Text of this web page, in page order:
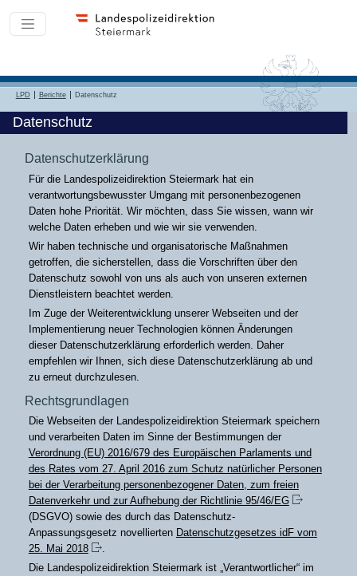
LPD Berichte Datenschutz
Datenschutz
Datenschutzerklärung
Für die Landespolizeidirektion Steiermark hat ein
verantwortungsbewusster Umgang mit personenbezogenen
Daten hohe Priorität. Wir möchten, dass Sie wissen, wann wir
welche Daten erheben und wie wir sie verwenden.
Wir haben technische und organisatorische Maßnahmen
getroffen, die sicherstellen, dass die Vorschriften über den
Datenschutz sowohl von uns als auch von unseren externen
Dienstleistern beachtet werden.
Im Zuge der Weiterentwicklung unserer Webseiten und der
Implementierung neuer Technologien können Änderungen
dieser Datenschutzerklärung erforderlich werden. Daher
empfehlen wir Ihnen, sich diese Datenschutzerklärung ab und
zu erneut durchzulesen.
Rechtsgrundlagen
Die Webseiten der Landespolizeidirektion Steiermark speichern
und verarbeiten Daten im Sinne der Bestimmungen der
Verordnung (EU) 2016/679 des Europäischen Parlaments und
des Rates vom 27. April 2016 zum Schutz natürlicher Personen
bei der Verarbeitung personenbezogener Daten, zum freien
Datenverkehr und zur Aufhebung der Richtlinie 95/46/EG
(DSGVO) sowie des durch das Datenschutz-
Anpassungsgesetz novellierten Datenschutzgesetzes idF vom
25. Mai 2018
.
Die Landespolizeidirektion Steiermark ist „Verantwortlicher“ im